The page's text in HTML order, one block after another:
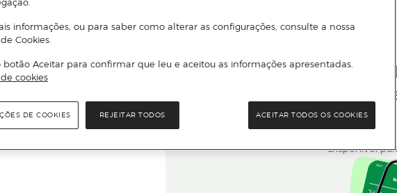
El Corte Inglés.
Para quem gosta
Corte
Leia o código QR com o seu
Disponível
informações, ou para saber como alterar as configurações, consulte a nossa
Cookies.
botão Aceitar para confirmar que leu e aceitou as informações apresentadas.
cookies
REJEITAR TODOS ACEITAR TODOS OS COOKIES
DE COOKIES